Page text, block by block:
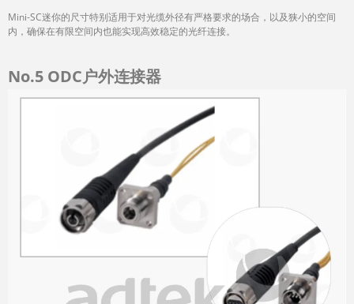
Mini-SC迷你的尺寸特别适用于对光缆外径有严格要求的场合，以及狭小的空间
内，确保在有限空间内也能实现高效稳定的光纤连接。
No.5 ODC户外连接器